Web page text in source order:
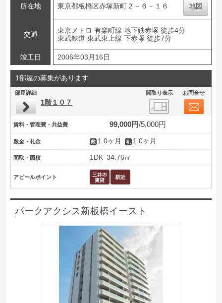
所在地 東京都板橋区赤塚新町２－６－１６ 地図
交通
東京メトロ 有楽町線 地下鉄赤塚 徒歩4分
東武鉄道 東武東上線 下赤塚 徒歩7分
竣工日 2006年03月16日
1部屋の募集があります
部屋詳細 間取り表示 お問合せ
1階１０７
賃料・管理費・共益費 99,000円 5,000円
敷金・礼金 1.0ヶ月 1.0ヶ月
間取・面積 1DK 34.76㎡
アピールポイント
パークアクシス新板橋イースト